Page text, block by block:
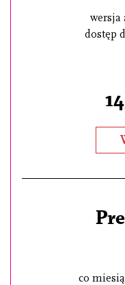
wersja
dostęp
co